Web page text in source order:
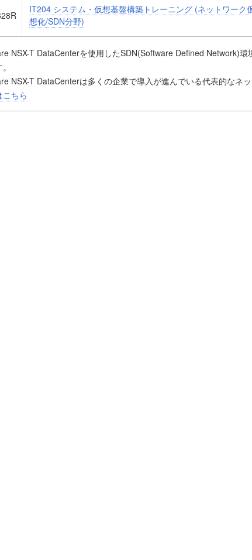
IT204 システム・仮想基盤構築トレーニング (ネットワーク
想化/SDN分野)
NSX-T DataCenterを使用したSDN(Software Defined Network)
NSX-T DataCenterは多くの企業で導入が進んでいる代表的なネ
NSX-T DataCenterではネットワーク仮想化/SDNを実現するため
ちら